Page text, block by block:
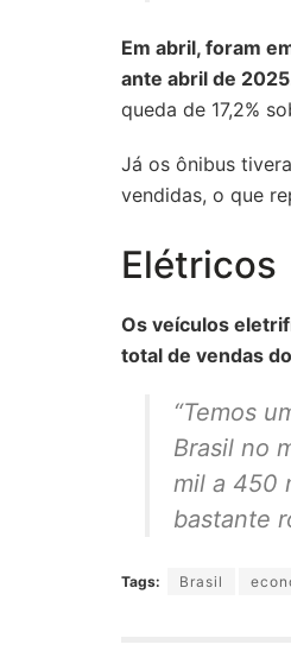
Em abril, foram
ante abril de 2025
queda de 17,2%
Já os ônibus
vendidas, o que
Elétricos
Os veículos
total de vendas
“Temos
Brasil no
mil a 450
bastante
Tags: Brasil